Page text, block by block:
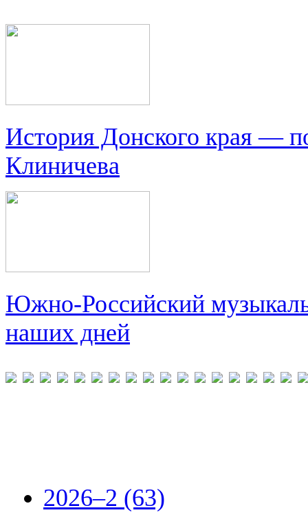
История Донского края —
Клиничева
Южно-Российский
наших дней
2026–2 (63)